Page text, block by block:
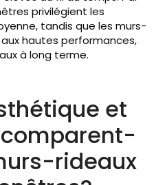
privilégient les
tandis que les murs-
hautes performances,
à long terme.
et
rideaux